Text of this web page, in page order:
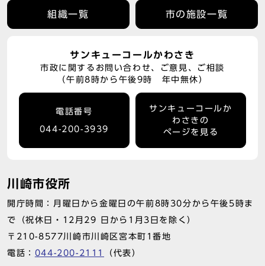
組織一覧 市の施設一覧
サンキューコールかわさき
市政に関するお問い合わせ、ご意見、ご相談
（午前8時から午後9時 年中無休）
電話番号
044-200-3939
サンキューコールか
わさきの
ページを見る
川崎市役所
開庁時間：月曜日から金曜日の午前8時30分から午後5時ま
で（祝休日・12月29 日から1月3日を除く）
〒210-8577川崎市川崎区宮本町1番地
電話： 044-200-2111 （代表）